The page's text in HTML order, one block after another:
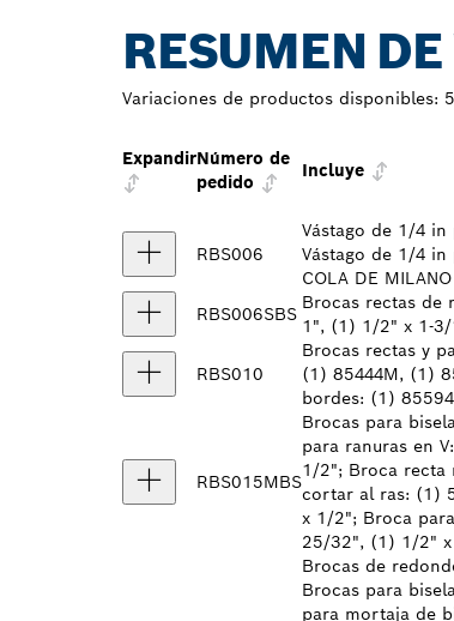
RESUMEN
Variaciones de productos disponibles: 5
ExpandirNúmero de
pedido
Incluye
RBS006
Vástago de 1/4 in
Vástago de 1/4 in
COLA DE
RBS006SBS
Brocas rectas
1", (1) 1/2" x 1-
RBS010
Brocas rectas y
(1) 85444M, (1)
bordes: (1)
RBS015MBS
Brocas para
para ranuras en
1/2"; Broca recta
cortar al ras: (1)
x 1/2"; Broca
25/32", (1) 1/2"
Brocas de
Brocas para
para mortaja de